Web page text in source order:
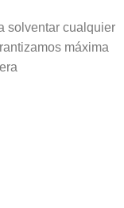
solventar cualquier
máxima